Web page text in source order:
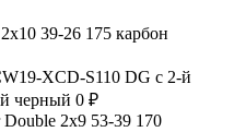
39-26 175 карбон
XCD-S110 DG с 2-й
черный 0 ₽
2x9 53-39 170